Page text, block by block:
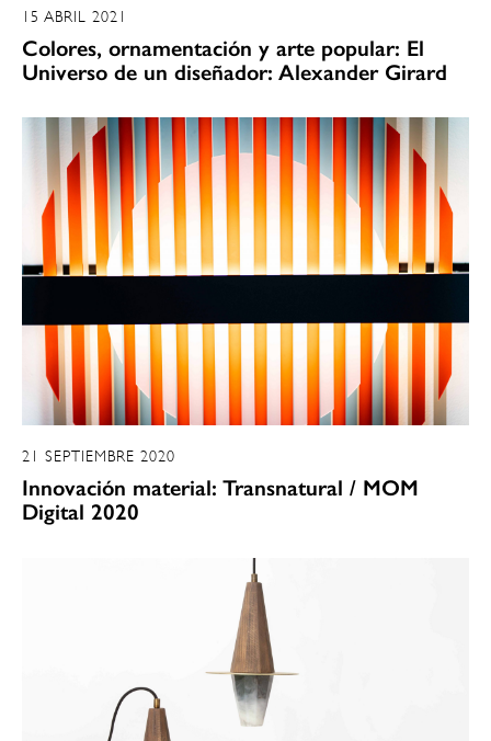
15 ABRIL 2021
Colores, ornamentación y arte popular: El
Universo de un diseñador: Alexander Girard
21 SEPTIEMBRE 2020
Innovación material: Transnatural / MOM
Digital 2020